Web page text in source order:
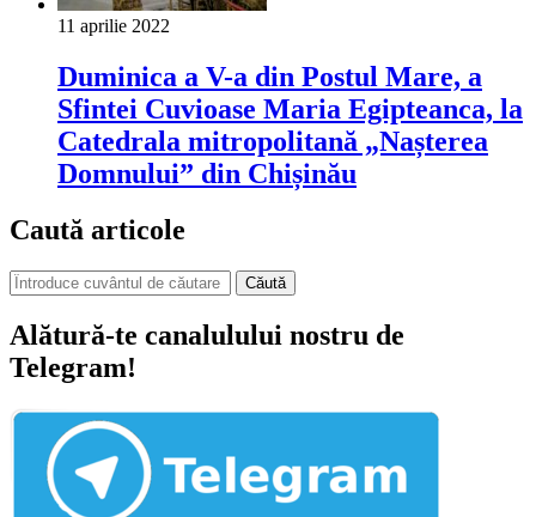
11 aprilie 2022
Duminica a V-a din Postul Mare, a
Sfintei Cuvioase Maria Egipteanca, la
Catedrala mitropolitană „Nașterea
Domnului” din Chișinău
Caută articole
Căută
Alătură-te canalulului nostru de
Telegram!